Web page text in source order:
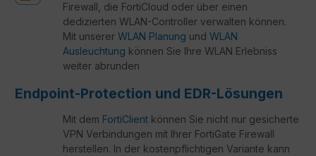
Firewall, die FortiCloud oder über einen
dedizierten WLAN-Controller verwalten können.
Mit unserer WLAN Planung und WLAN
Ausleuchtung können Sie Ihre WLAN Erlebniss
weiter abrunden
Endpoint-Protection und EDR-Lösungen
Mit dem FortiClient können Sie nicht nur gesicherte
VPN Verbindungen mit Ihrer FortiGate Firewall
herstellen. In der kostenpflichtigen Variante kann